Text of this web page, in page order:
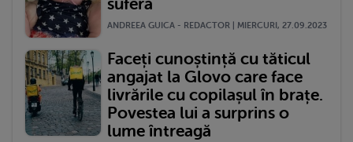
suferă
ANDREEA GUICA - REDACTOR | MIERCURI, 27.09.2023
Faceți cunoștință cu tăticul
angajat la Glovo care face
livrările cu copilașul în brațe.
Povestea lui a surprins o
lume întreagă